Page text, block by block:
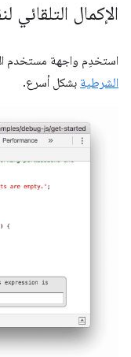
الإكمال
استخدِم واجهة مستخدم
الشرطية بشكل أسرع.